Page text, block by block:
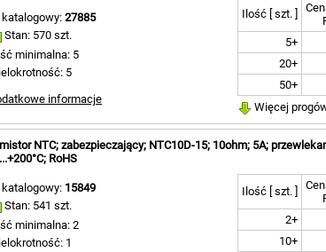
katalogowy: 27885
Stan: 570 szt.
minimalna: 5
5
informacje
Ilość [ szt. ]
5+
20+
50+
Więcej
NTC; zabezpieczający; NTC10D-15; 10ohm; 5A;
RoHS
katalogowy: 15849
Stan: 541 szt.
minimalna: 2
1
Ilość [ szt. ]
2+
10+